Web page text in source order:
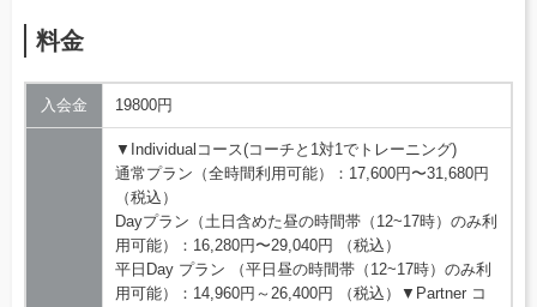
料金
入会金 19800円
▼Individualコース(コーチと1対1でトレーニング)
通常プラン（全時間利用可能）：17,600円〜31,680円
（税込）
Dayプラン（土日含めた昼の時間帯（12~17時）のみ利
用可能）：16,280円〜29,040円 （税込）
平日Day プラン （平日昼の時間帯（12~17時）のみ利
用可能）：14,960円～26,400円 （税込）▼Partner コ